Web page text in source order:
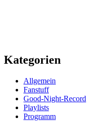
Kategorien
Allgemein
Fanstuff
Good-Night-Record
Playlists
Programm